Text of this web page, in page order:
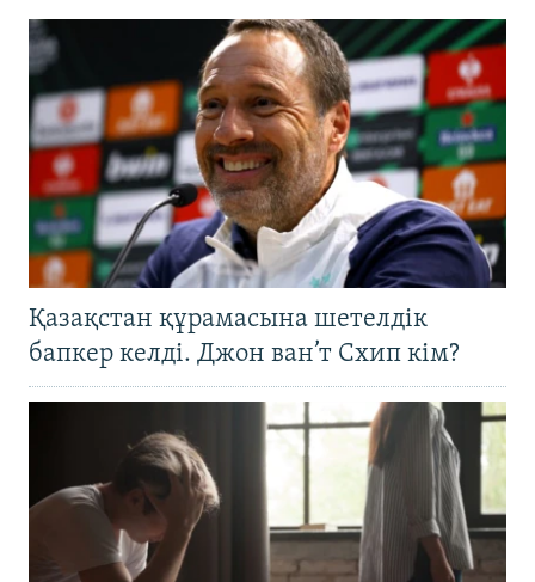
Қазақстан құрамасына шетелдік
бапкер келді. Джон ван’т Схип кім?